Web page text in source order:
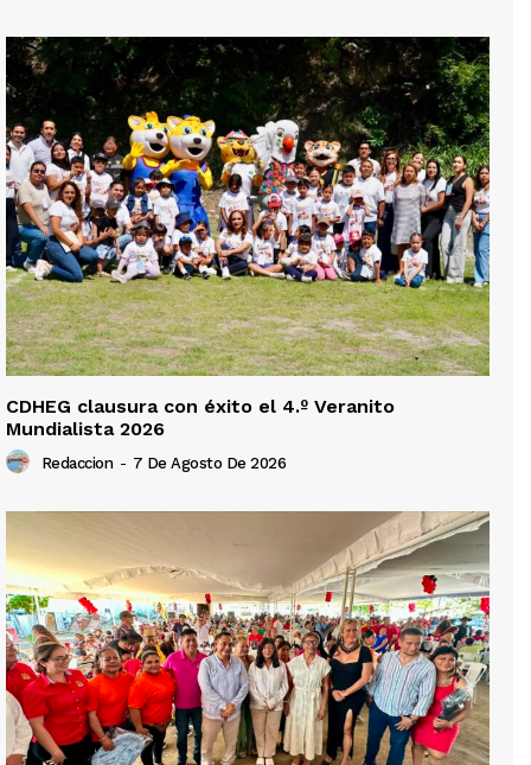
CDHEG clausura con éxito el 4.º Veranito
Mundialista 2026
Redaccion - 7 De Agosto De 2026